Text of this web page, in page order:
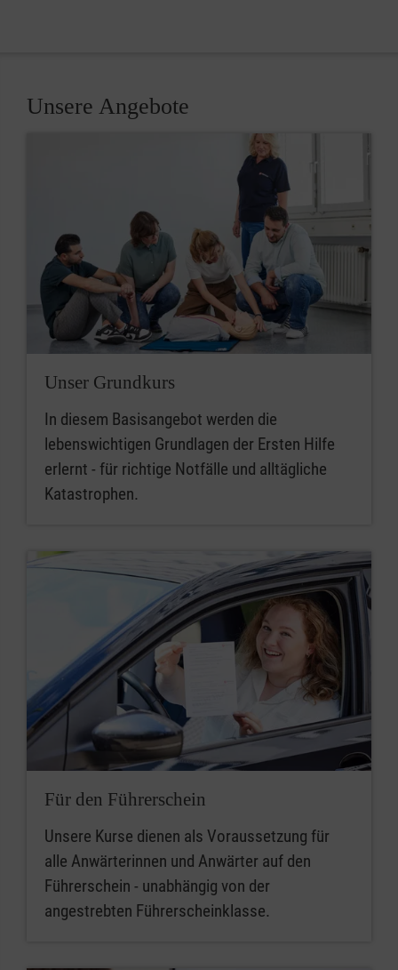
Unsere Angebote
Unser Grundkurs
In diesem Basisangebot werden die
lebenswichtigen Grundlagen der Ersten Hilfe
erlernt - für richtige Notfälle und alltägliche
Katastrophen.
Für den Führerschein
Unsere Kurse dienen als Voraussetzung für
alle Anwärterinnen und Anwärter auf den
Führerschein - unabhängig von der
angestrebten Führerscheinklasse.